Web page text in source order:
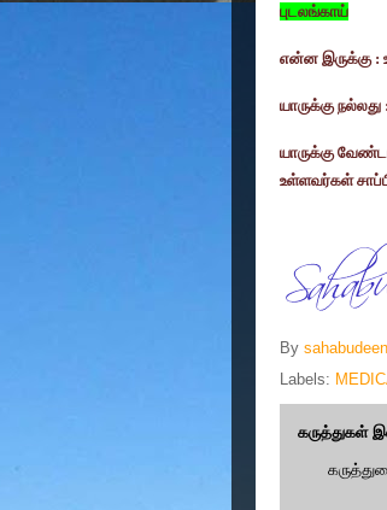
புடலங்காய்
என்ன இருக்கு :
யாருக்கு
யாருக்கு
உள்ளவர்கள்
By sahabudeen
Labels:
கருத்துகள்